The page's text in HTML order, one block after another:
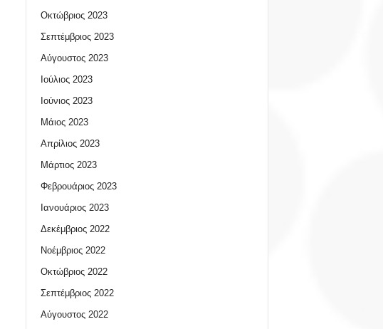
Οκτώβριος 2023
Σεπτέμβριος 2023
Αύγουστος 2023
Ιούλιος 2023
Ιούνιος 2023
Μάιος 2023
Απρίλιος 2023
Μάρτιος 2023
Φεβρουάριος 2023
Ιανουάριος 2023
Δεκέμβριος 2022
Νοέμβριος 2022
Οκτώβριος 2022
Σεπτέμβριος 2022
Αύγουστος 2022